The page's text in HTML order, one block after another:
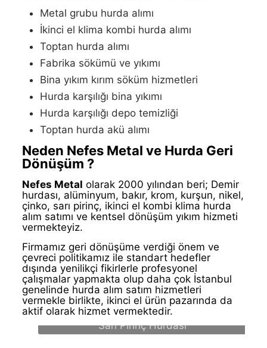
Metal grubu hurda alımı
İkinci el klima kombi hurda alımı
Toptan hurda alımı
Fabrika sökümü ve yıkımı
Bina yıkım kırım söküm hizmetleri
Hurda karşılığı bina yıkımı
Hurda karşılığı depo temizliği
Toptan hurda akü alımı
Neden Nefes Metal ve Hurda Geri
Dönüşüm ?
Nefes Metal olarak 2000 yılından beri; Demir
hurdası, alüminyum, bakır, krom, kurşun, nikel,
çinko, sarı pirinç, ikinci el kombi klima hurda
alım satımı ve kentsel dönüşüm yıkım hizmeti
vermekteyiz.
Firmamız geri dönüşüme verdiği önem ve
çevreci politikamız ile standart hedefler
dışında yenilikçi fikirlerle profesyonel
çalışmalar yapmakta olup daha çok İstanbul
genelinde hurda alım satım hizmetleri
vermekle birlikte, ikinci el ürün pazarında da
aktif olarak hizmet vermektedir.
Sarı Pirinç Hurdası